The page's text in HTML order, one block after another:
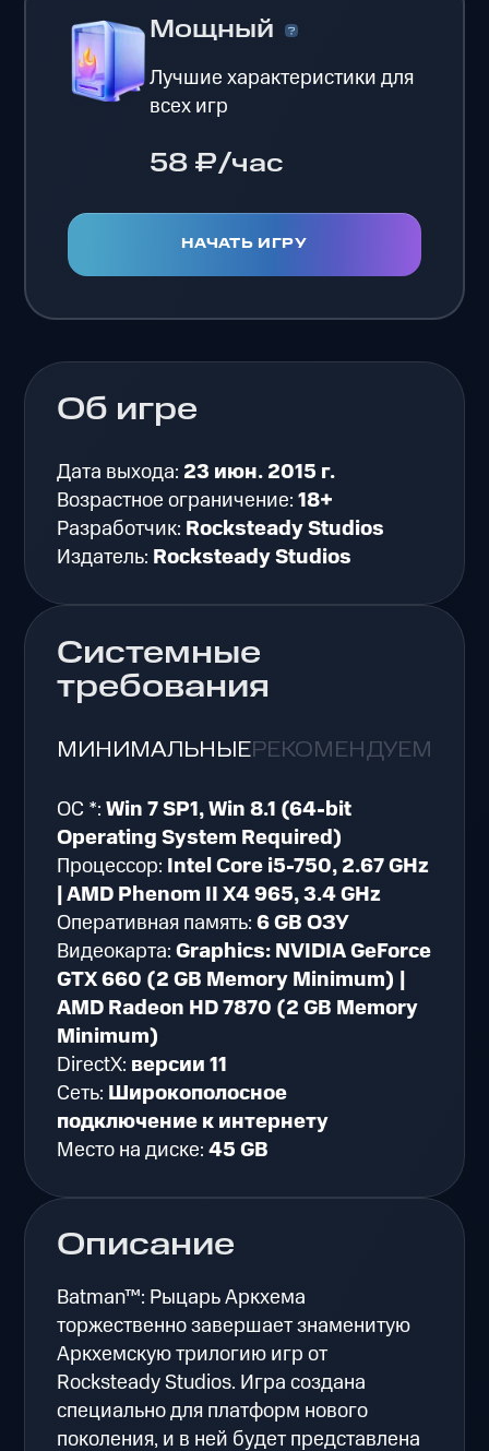
Мощный
Лучшие характеристики для
всех игр
58 ₽/час
НАЧАТЬ ИГРУ
Описание
Batman™: Рыцарь Аркхема
торжественно завершает знаменитую
Аркхемскую трилогию игр от
Rocksteady Studios. Игра создана
специально для платформ нового
поколения, и в ней будет представлена
Об игре
Дата выхода: 23 июн. 2015 г.
Возрастное ограничение:18+
Разработчик: Rocksteady Studios
Издатель: Rocksteady Studios
Системные
требования
МИНИМАЛЬНЫЕРЕКОМЕНДУЕМЫЕ
ОС *:Win 7 SP1, Win 8.1 (64-bit
Operating System Required)
Процессор: Intel Core i5-750, 2.67 GHz
| AMD Phenom II X4 965, 3.4 GHz
Оперативная память:6 GB ОЗУ
Видеокарта:Graphics: NVIDIA GeForce
GTX 660 (2 GB Memory Minimum) |
AMD Radeon HD 7870 (2 GB Memory
Minimum)
DirectX: версии 11
Сеть: Широкополосное
подключение к интернету
Место на диске:45 GB